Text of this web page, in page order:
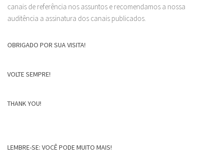
canais de referência nos assuntos e recomendamos a nossa
auditência a assinatura dos canais publicados.
OBRIGADO POR SUA VISITA!
VOLTE SEMPRE!
THANK YOU!
LEMBRE-SE: VOCÊ PODE MUITO MAIS!